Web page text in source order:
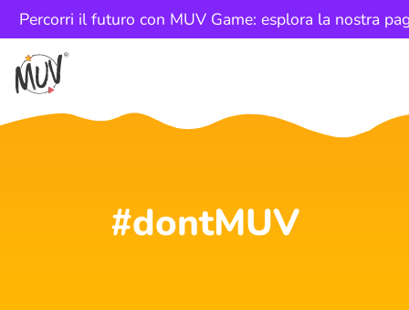
Percorri il futuro con MUV Game: esplora la nostra
#dontMUV